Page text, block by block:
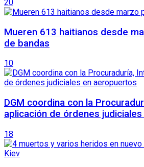
20
Mueren 613 haitianos desde
de bandas
10
DGM coordina con la
aplicación de órdenes
18